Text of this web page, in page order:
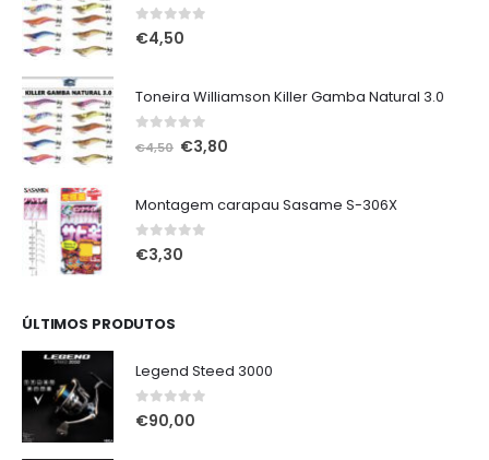
0out of 5
€4,50
Toneira Williamson Killer Gamba Natural 3.0
out of 5
€4,50 O
era:
€4,50.
€3,80
é:
Montagem carapau Sasame S-306X
0out of 5
€3,30
ÚLTIMOS PRODUTOS
Legend Steed 3000
0out of 5
€90,00